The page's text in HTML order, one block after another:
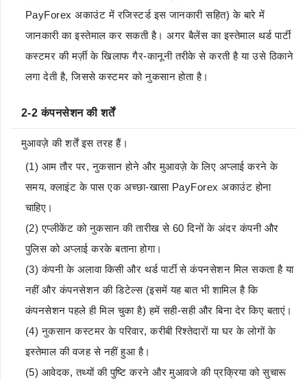
PayForex अकाउंट में रजिस्टर्ड इस जानकारी सहित) के बारे में
जानकारी का इस्तेमाल कर सकती है। अगर बैलेंस का इस्तेमाल थर्ड पार्टी
कस्टमर की मर्ज़ी के खिलाफ गैर-कानूनी तरीके से करती है या उसे ठिकाने
लगा देती है, जिससे कस्टमर को नुकसान होता है।
2-2 कंपनसेशन की शर्तें
मुआवज़े की शर्तें इस तरह हैं।
(1) आम तौर पर, नुकसान होने और मुआवज़े के लिए अप्लाई करने के
समय, क्लाइंट के पास एक अच्छा-खासा PayForex अकाउंट होना
चाहिए।
(2) एप्लीकेंट को नुकसान की तारीख से 60 दिनों के अंदर कंपनी और
पुलिस को अप्लाई करके बताना होगा।
(3) कंपनी के अलावा किसी और थर्ड पार्टी से कंपनसेशन मिल सकता है या
नहीं और कंपनसेशन की डिटेल्स (इसमें यह बात भी शामिल है कि
कंपनसेशन पहले ही मिल चुका है) हमें सही-सही और बिना देर किए बताएं।
(4) नुकसान कस्टमर के परिवार, करीबी रिश्तेदारों या घर के लोगों के
इस्तेमाल की वजह से नहीं हुआ है।
(5) आवेदक, तथ्यों की पुष्टि करने और मुआवजे की प्रक्रिया को सुचारू